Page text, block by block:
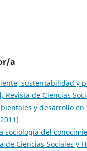
a
sustentabilidad y
Revista de Ciencias
y desarrollo
sociología del
de Ciencias Sociales y